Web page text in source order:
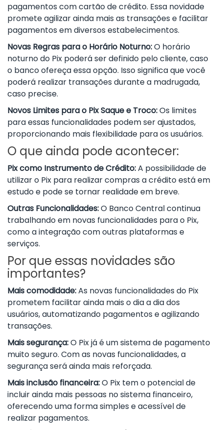
pagamentos com cartão de crédito. Essa novidade
promete agilizar ainda mais as transações e facilitar
pagamentos em diversos estabelecimentos.
Novas Regras para o Horário Noturno:O horário
noturno do Pix poderá ser definido pelo cliente, caso
o banco ofereça essa opção. Isso significa que você
poderá realizar transações durante a madrugada,
caso precise.
Novos Limites para o Pix Saque e Troco:Os limites
para essas funcionalidades podem ser ajustados,
proporcionando mais flexibilidade para os usuários.
O que ainda pode acontecer:
Pix como Instrumento de Crédito:A possibilidade de
utilizar o Pix para realizar compras a crédito está em
estudo e pode se tornar realidade em breve.
Outras Funcionalidades:O Banco Central continua
trabalhando em novas funcionalidades para o Pix,
como a integração com outras plataformas e
serviços.
Por que essas novidades são
importantes?
Mais comodidade:As novas funcionalidades do Pix
prometem facilitar ainda mais o dia a dia dos
usuários, automatizando pagamentos e agilizando
transações.
Mais segurança:O Pix já é um sistema de pagamento
muito seguro. Com as novas funcionalidades, a
segurança será ainda mais reforçada.
Mais inclusão financeira:O Pix tem o potencial de
incluir ainda mais pessoas no sistema financeiro,
oferecendo uma forma simples e acessível de
realizar pagamentos.